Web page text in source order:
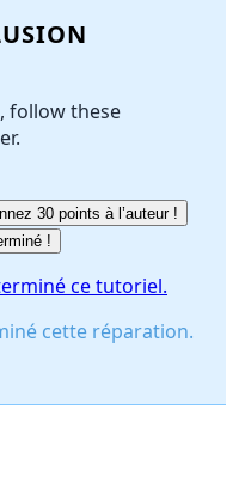
Publier un commentaire
follow these
30 points à l’auteur !
!
ce tutoriel.
cette réparation.